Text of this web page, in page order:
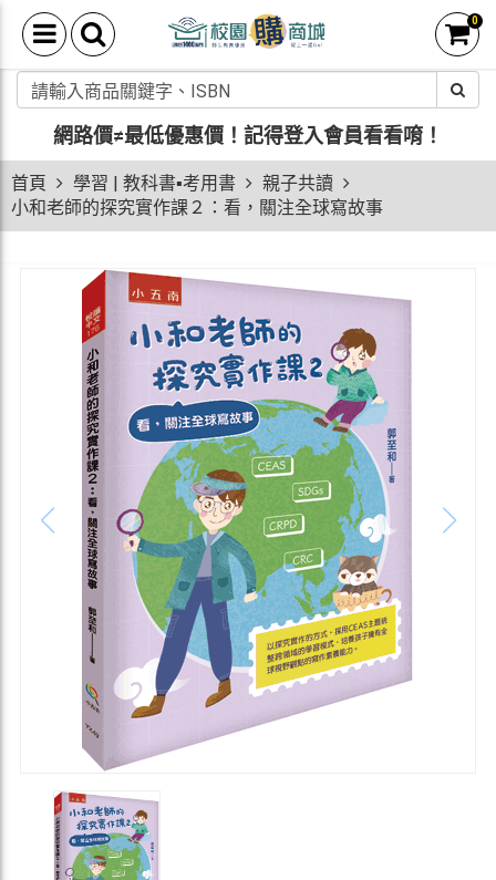
0
網路價≠最低優惠價！ 記得登入會員看看唷！
首頁 學習 | 教科書▪考用書
親子共讀
小和老師的探究實作課２：看，關注全球寫故事